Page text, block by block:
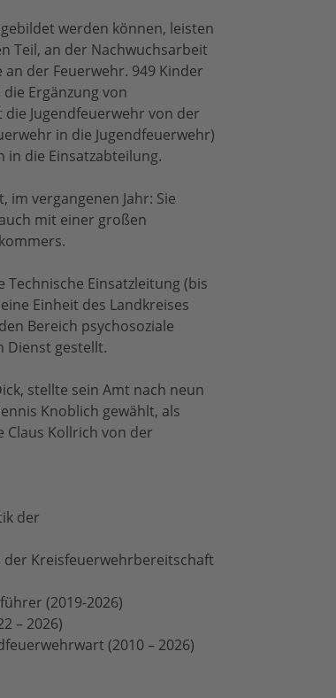
werden können, leisten
Teil, an der Nachwuchsarbeit
der Feuerwehr. 949 Kinder
Ergänzung von
Jugendfeuerwehr von der
in die Jugendfeuerwehr)
in die Einsatzabteilung.
vergangenen Jahr: Sie
mit einer großen
Einsatzleitung (bis
Einheit des Landkreises
Bereich psychosoziale
Dienst gestellt.
stellte sein Amt nach neun
Knoblich gewählt, als
Kollrich von der
der
der Kreisfeuerwehrbereitschaft
(2019-2026)
– 2026)
(2010 – 2026)